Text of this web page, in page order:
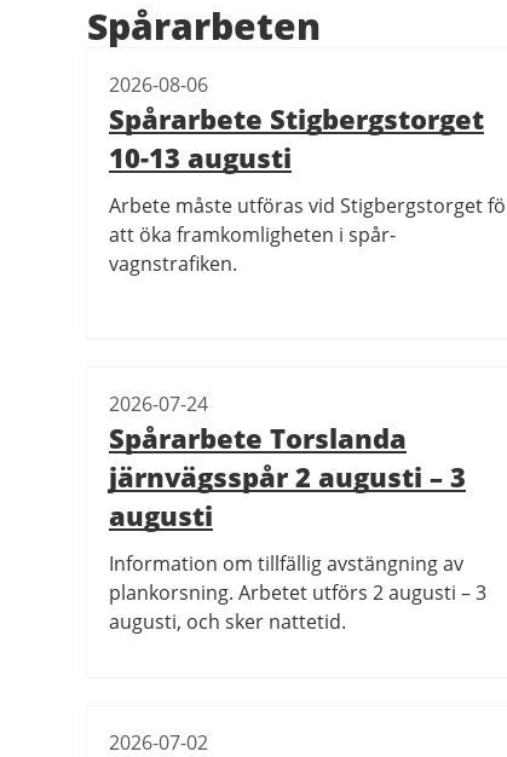
Spårarbeten
Spårarbete Stigbergstorget
10-13 augusti
2026-08-06
Arbete måste utföras vid Stigbergstorget
att öka framkomligheten i spår-
vagnstrafiken.
Spårarbete Torslanda
järnvägsspår 2 augusti – 3
augusti
2026-07-24
Information om tillfällig avstängning av
plankorsning. Arbetet utförs 2 augusti – 3
augusti, och sker nattetid.
2026-07-02